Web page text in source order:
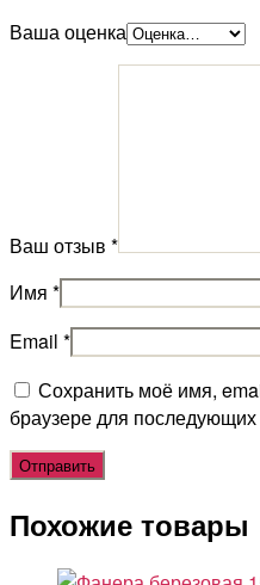
Ваша оценка
Ваш отзыв *
Имя *
Email *
Сохранить моё имя,
браузере для
Похожие товары